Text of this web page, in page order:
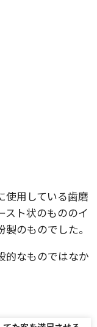
使用している歯磨
スト状のもののイ
のものでした。
的なものではなか